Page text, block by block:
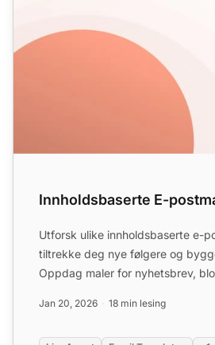
Innholdsbaserte E-
Utforsk ulike innholdsbaserte e-
tiltrekke deg nye følgere og
Oppdag maler for nyhetsbrev,
Jan 20, 2026 18 min lesing